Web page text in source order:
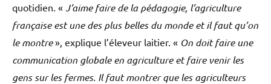
quotidien. « J’aime faire de la pédagogie, l’agriculture
française est une des plus belles du monde et il faut qu’on
le montre», explique l’éleveur laitier. « On doit faire une
communication globale en agriculture et faire venir les
gens sur les fermes. Il faut montrer que les agriculteurs